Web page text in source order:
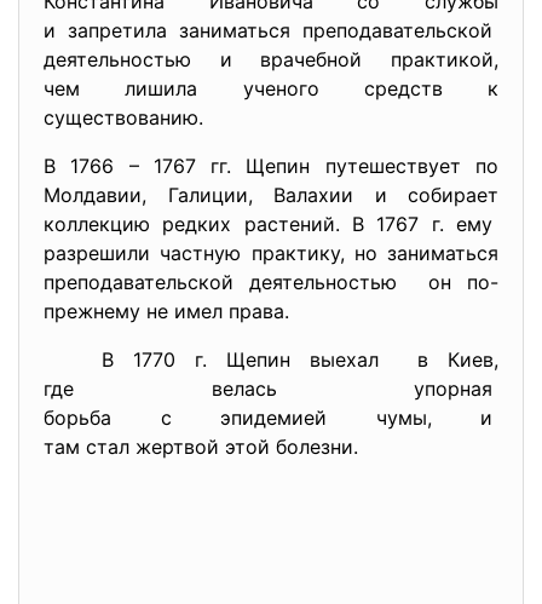
и запретила заниматься преподавательской
деятельностью и врачебной практикой,
чем лишила ученого средств к
существованию.
В 1766 – 1767 гг. Щепин путешествует по
Молдавии, Галиции, Валахии и собирает
коллекцию редких растений. В 1767 г. ему
разрешили частную практику, но заниматься
преподавательской деятельностью он по-
прежнему не имел права.
В 1770 г. Щепин выехал в Киев,
где велась упорная
борьба с эпидемией чумы, и
там стал жертвой этой болезни.